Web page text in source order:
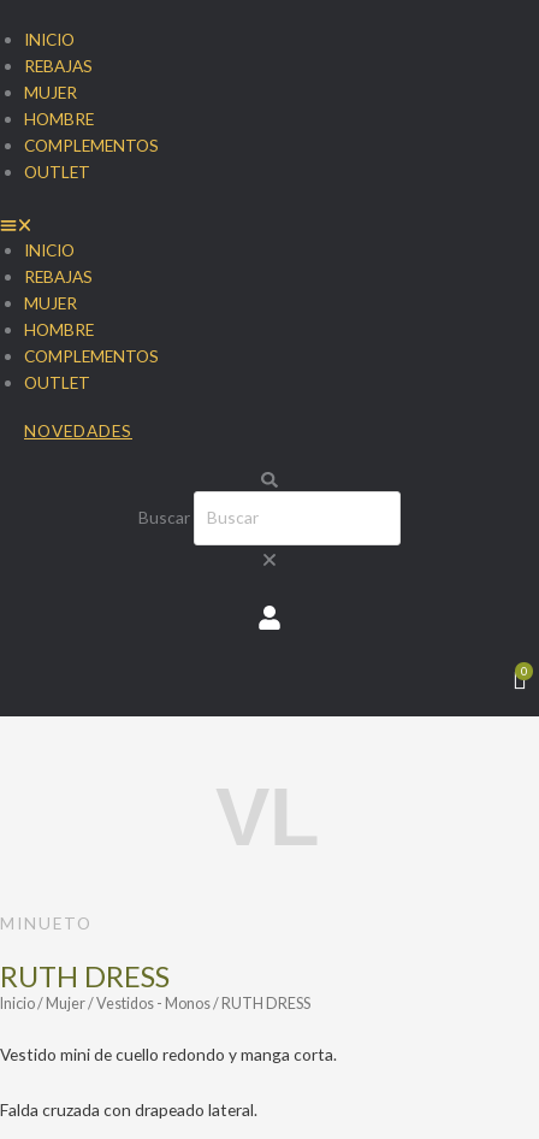
al
contenido
INICIO
REBAJAS
MUJER
HOMBRE
COMPLEMENTOS
OUTLET
INICIO
REBAJAS
MUJER
HOMBRE
COMPLEMENTOS
OUTLET
NOVEDADES
Buscar
0
MINUETO
RUTH DRESS
Inicio/ Mujer/Vestidos - Monos/ RUTH DRESS
Vestido mini de cuello redondo y manga corta.
Falda cruzada con drapeado lateral.